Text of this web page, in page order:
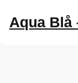
Aqua Blå